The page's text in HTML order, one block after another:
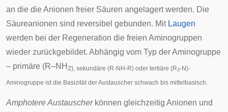
an die die Anionen freier Säuren angelagert werden. Die
Säureanionen sind reversibel gebunden. Mit Laugen
werden bei der Regeneration die freien Aminogruppen
wieder zurückgebildet. Abhängig vom Typ der Aminogruppe
– primäre (R–NH 2), sekundäre (R-NH-R) oder tertiäre (R3-N)-
Aminogruppe ist die Basizität der Austauscher schwach bis mittelbasisch.
Amphotere Austauscherkönnen gleichzeitig Anionen und